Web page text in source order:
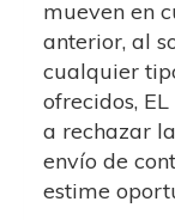
mueven en
anterior, al
cualquier
ofrecidos,
a rechazar
envío de
estime